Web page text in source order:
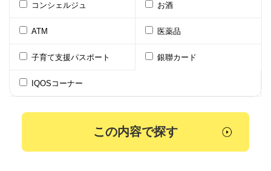
コンシェルジュ お酒
ATM 医薬品
子育て支援パスポート 銀聯カード
IQOSコーナー